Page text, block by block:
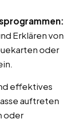
Erklären von
oder
effektives
auftreten
oder